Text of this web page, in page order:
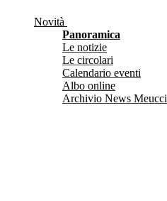
Novità
Panoramica
Le notizie
Le circolari
Calendario eventi
Albo online
Archivio News Meucci